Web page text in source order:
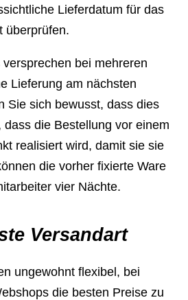
Lieferdatum für das
überprüfen.
bei mehreren
Lieferung am nächsten
Sie sich bewusst, dass dies
die Bestellung vor einem
realisiert wird, damit sie sie
die vorher fixierte Ware
vier Nächte.
Versandart
ungewohnt flexibel, bei
die besten Preise zu